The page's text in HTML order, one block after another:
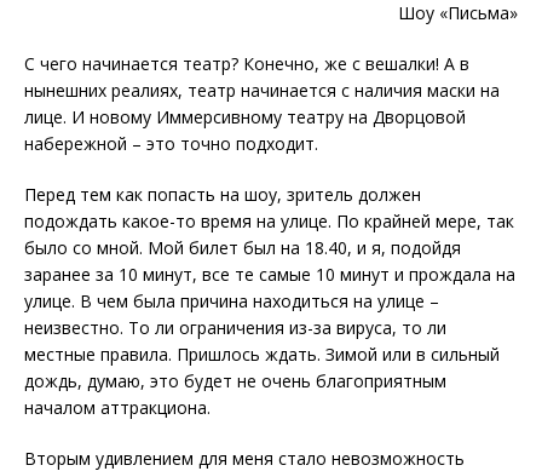
Шоу «Письма»
С чего начинается театр? Конечно, же с вешалки! А в
нынешних реалиях, театр начинается с наличия маски на
лице. И новому Иммерсивному театру на Дворцовой
набережной – это точно подходит.
Перед тем как попасть на шоу, зритель должен
подождать какое-то время на улице. По крайней мере, так
было со мной. Мой билет был на 18.40, и я, подойдя
заранее за 10 минут, все те самые 10 минут и прождала на
улице. В чем была причина находиться на улице –
неизвестно. То ли ограничения из-за вируса, то ли
местные правила. Пришлось ждать. Зимой или в сильный
дождь, думаю, это будет не очень благоприятным
началом аттракциона.
Вторым удивлением для меня стало невозможность